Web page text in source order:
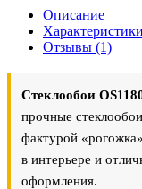
Описание
Характеристики
Отзывы (1)
Стеклообои
прочные
фактурой
в интерьере и
оформления.